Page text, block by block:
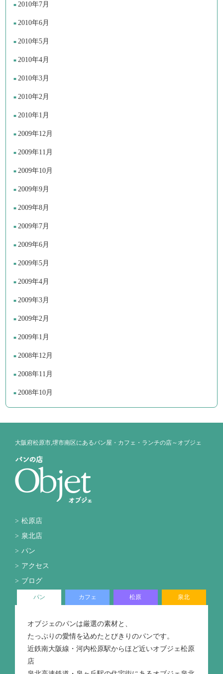
2010年7月
2010年6月
2010年5月
2010年4月
2010年3月
2010年2月
2010年1月
2009年12月
2009年11月
2009年10月
2009年9月
2009年8月
2009年7月
2009年6月
2009年5月
2009年4月
2009年3月
2009年2月
2009年1月
2008年12月
2008年11月
2008年10月
大阪府松原市,堺市南区にあるパン屋・カフェ・ランチの店～オブジェ
松原店
泉北店
パン
アクセス
ブログ
パン カフェ 松原 泉北
オブジェのパンは厳選の素材と、
たっぷりの愛情を込めたとびきりのパンです。
近鉄南大阪線・河内松原駅からほど近いオブジェ松原
店